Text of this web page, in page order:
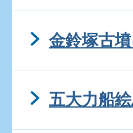
金鈴塚古
五大力船